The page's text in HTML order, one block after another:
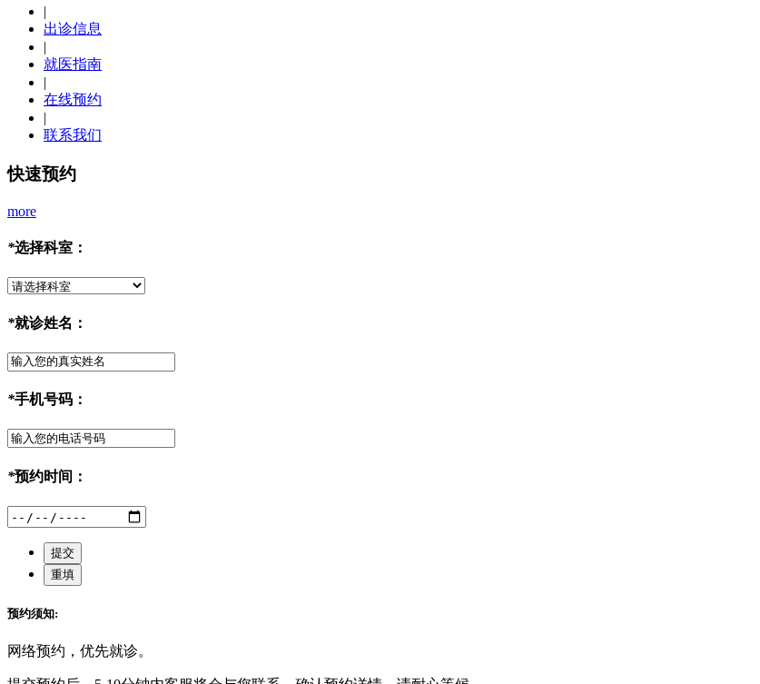
|
出诊信息
|
就医指南
|
在线预约
|
联系我们
快速预约
more
*选择科室：
*就诊姓名：
*手机号码：
*预约时间：
预约须知:
网络预约，优先就诊。